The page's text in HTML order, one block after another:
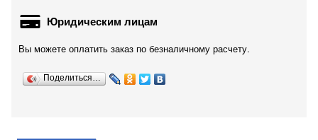
Юридическим лицам
Вы можете оплатить заказ по безналичному расчету.
Поделиться…